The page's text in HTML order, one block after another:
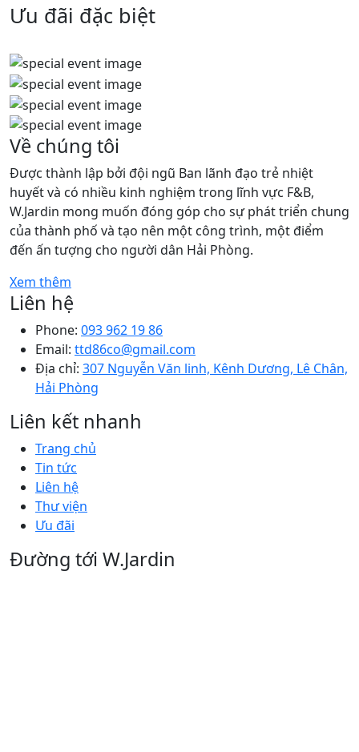
Ưu đãi đặc biệt
Về chúng tôi
Được thành lập bởi đội ngũ Ban lãnh đạo trẻ nhiệt
huyết và có nhiều kinh nghiệm trong lĩnh vực F&B,
W.Jardin mong muốn đóng góp cho sự phát triển chung
của thành phố và tạo nên một công trình, một điểm
đến ấn tượng cho người dân Hải Phòng.
Xem thêm
Liên hệ
Phone: 093 962 19 86
Email: ttd86co@gmail.com
Địa chỉ: 307 Nguyễn Văn linh, Kênh Dương, Lê Chân,
Hải Phòng
Liên kết nhanh
Trang chủ
Tin tức
Liên hệ
Thư viện
Ưu đãi
Đường tới W.Jardin